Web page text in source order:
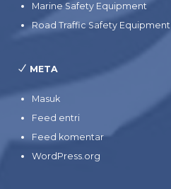
Marine Safety Equipment
Road Traffic Safety Equipment
META
Masuk
Feed entri
Feed komentar
WordPress.org